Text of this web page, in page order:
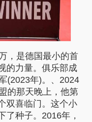
，是德国最小的首
的力量。俱乐部成
(2023年)。、2024
的那天晚上，他第
双喜临门。这个小
了种子。2016年，